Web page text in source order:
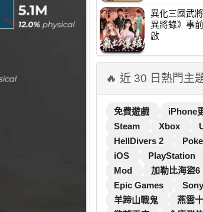
異化三國武
異將錄》事
啟
🔥 近 30 日熱門主
免費遊戲
iPhone
Steam
Xbox
HellDivers 2
iOS
PlayStation
Mod
加勒比海盜6
Epic Games
Sony
羊蹄山戰鬼
燕雲